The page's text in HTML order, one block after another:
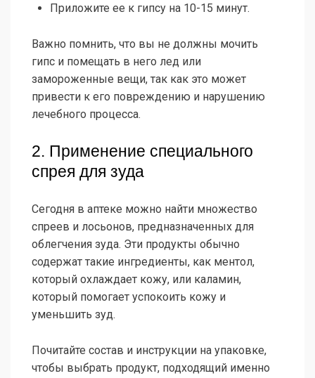
Приложите ее к гипсу на 10-15 минут.
Важно помнить, что вы не должны мочить
гипс и помещать в него лед или
замороженные вещи, так как это может
привести к его повреждению и нарушению
лечебного процесса.
2. Применение специального
спрея для зуда
Сегодня в аптеке можно найти множество
спреев и лосьонов, предназначенных для
облегчения зуда. Эти продукты обычно
содержат такие ингредиенты, как ментол,
который охлаждает кожу, или каламин,
который помогает успокоить кожу и
уменьшить зуд.
Почитайте состав и инструкции на упаковке,
чтобы выбрать продукт, подходящий именно